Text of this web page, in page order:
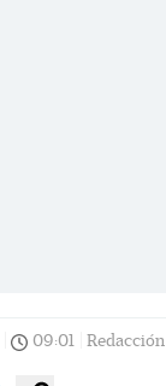
09:01 Redacción |